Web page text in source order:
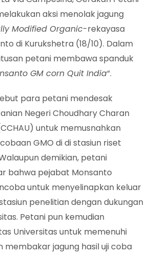
aksi menolak jagung
Modified Organic-rekayasa
di Kurukshetra (18/10). Dalam
petani membawa spanduk
GM corn Quit India“.
para petani mendesak
Negeri Choudhary Charan
untuk memusnahkan
GMO di di stasiun riset
demikian, petani
bahwa pejabat Monsanto
untuk menyelinapkan keluar
penelitian dengan dukungan
Petani pun kemudian
Universitas untuk memenuhi
membakar jagung hasil uji coba